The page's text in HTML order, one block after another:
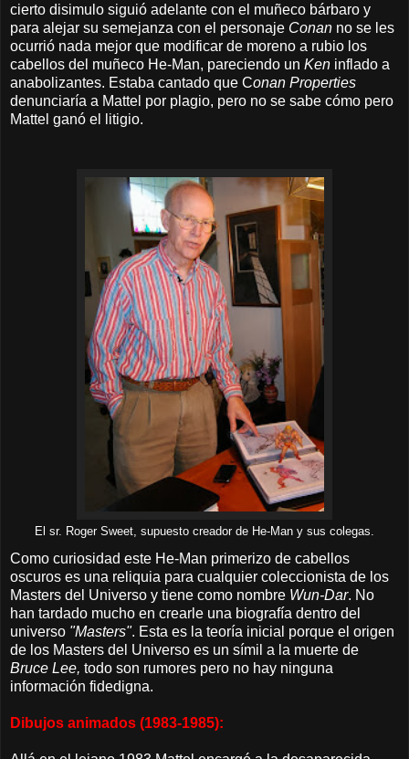
cierto disimulo siguió adelante con el muñeco bárbaro y
para alejar su semejanza con el personaje Conan no se les
ocurrió nada mejor que modificar de moreno a rubio los
cabellos del muñeco He-Man, pareciendo un Ken inflado a
anabolizantes. Estaba cantado que Conan Properties
denunciaría a Mattel por plagio, pero no se sabe cómo pero
Mattel ganó el litigio.
El sr. Roger Sweet, supuesto creador de He-Man y sus colegas.
Como curiosidad este He-Man primerizo de cabellos
oscuros es una reliquia para cualquier coleccionista de los
Masters del Universo y tiene como nombre Wun-Dar. No
han tardado mucho en crearle una biografía dentro del
universo "Masters". Esta es la teoría inicial porque el origen
de los Masters del Universo es un símil a la muerte de
Bruce Lee, todo son rumores pero no hay ninguna
información fidedigna.
Dibujos animados (1983-1985):